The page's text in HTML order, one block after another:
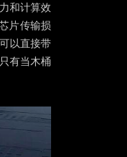
和计算效
片传输损
以直接带
有当木桶